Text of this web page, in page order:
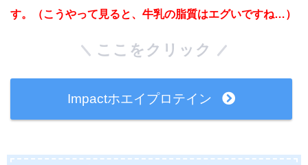
す。（こうやって見ると、牛乳の脂質はエグいですね…）
ここをクリック
Impactホエイプロテイン